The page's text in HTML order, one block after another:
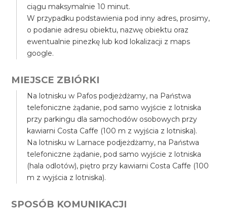
ciągu maksymalnie 10 minut.
W przypadku podstawienia pod inny adres, prosimy,
o podanie adresu obiektu, nazwę obiektu oraz
ewentualnie pinezkę lub kod lokalizacji z maps
google.
MIEJSCE ZBIÓRKI
Na lotnisku w Pafos podjeżdżamy, na Państwa
telefoniczne żądanie, pod samo wyjście z lotniska
przy parkingu dla samochodów osobowych przy
kawiarni Costa Caffe (100 m z wyjścia z lotniska).
Na lotnisku w Larnace podjeżdżamy, na Państwa
telefoniczne żądanie, pod samo wyjście z lotniska
(hala odlotów), piętro przy kawiarni Costa Caffe (100
m z wyjścia z lotniska).
SPOSÓB KOMUNIKACJI